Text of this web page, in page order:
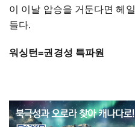
이 이날 압승을 거둔다면 헤
들다.
워싱턴=권경성 특파원